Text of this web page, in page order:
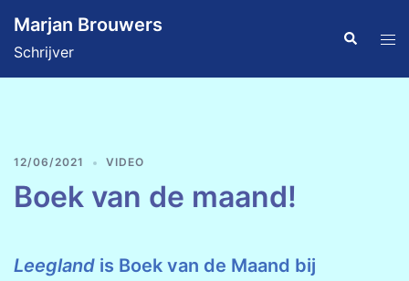
naar
de
inhoud
Marjan Brouwers
Schrijver
Zoeken
12/06/2021 VIDEO
Boek van de maand!
Leegland is Boek van de Maand bij